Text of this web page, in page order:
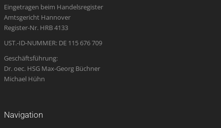
new
window
new
window
new
window
in
new
new
Eingetragen beim Handelsregister
Amtsgericht Hannover
Register-Nr. HRB 4133
UST.-ID-NUMMER: DE 115 676 709
Geschäftsführung:
Dr. oec. HSG Max-Georg Büchner
Michael Hühn
Navigation